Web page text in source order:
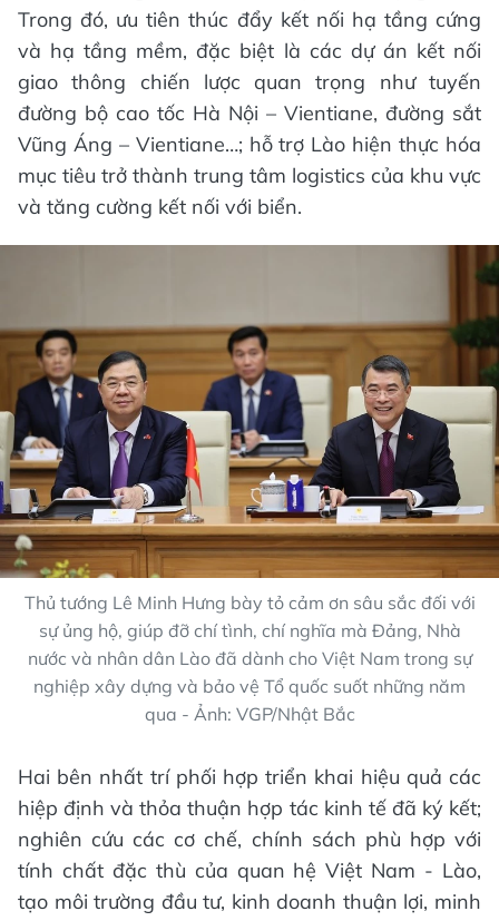
Trong đó, ưu tiên thúc đẩy kết nối hạ tầng cứng
và hạ tầng mềm, đặc biệt là các dự án kết nối
giao thông chiến lược quan trọng như tuyến
đường bộ cao tốc Hà Nội – Vientiane, đường sắt
Vũng Áng – Vientiane…; hỗ trợ Lào hiện thực hóa
mục tiêu trở thành trung tâm logistics của khu vực
và tăng cường kết nối với biển.
Thủ tướng Lê Minh Hưng bày tỏ cảm ơn sâu sắc đối với
sự ủng hộ, giúp đỡ chí tình, chí nghĩa mà Đảng, Nhà
nước và nhân dân Lào đã dành cho Việt Nam trong sự
nghiệp xây dựng và bảo vệ Tổ quốc suốt những năm
qua - Ảnh: VGP/Nhật Bắc
Hai bên nhất trí phối hợp triển khai hiệu quả các
hiệp định và thỏa thuận hợp tác kinh tế đã ký kết;
nghiên cứu các cơ chế, chính sách phù hợp với
tính chất đặc thù của quan hệ Việt Nam - Lào,
tạo môi trường đầu tư, kinh doanh thuận lợi, minh